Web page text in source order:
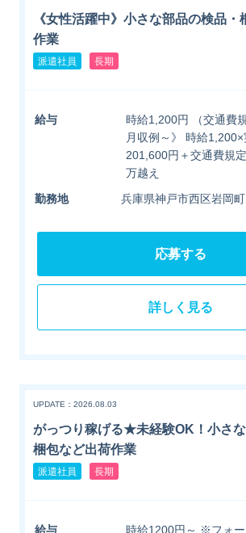
《女性活躍中》小さな部品の検品・
作業
派遣社員 長期
給与
時給1,200円 （交通費
月収例～》 時給
201,600円＋交通費規
万越え
勤務地
兵庫県神戸市西区岩岡町
応募する
詳しく見る
UPDATE：2026.08.03
がっつり稼げる★未経験OK！小さな
梱包など出荷作業
派遣社員 長期
給与 時給1200円～ ※フォ